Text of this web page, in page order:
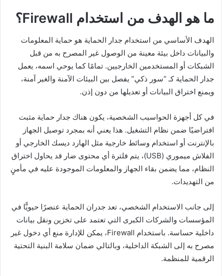
ما هو الهدف من استخدام Firewall؟
الهدف الأساسي من استخدام جدار الحماية هو حماية المعلومات
والبيانات داخل بيئة معينة من الوصول غير المصرح به من قبل
الشبكات أو المستخدمين الخارجيين. تمامًا كما يوحي اسمه، يعمل
جدار الحماية كـ “سور ذكي” يفصل بين البيئات الآمنة والغير آمنة،
ويمنع اختراق البيانات أو تعديلها من دون إذن.
في كل أجهزة الحواسيب الشخصية، يكون هناك جدار حماية مثبت
افتراضيًا ضمن نظام التشغيل. هذا يعني أنه بمجرد توصيل الجهاز
بالإنترنت أو استخدام وسائط خارجية مثل الهارد ديسك الخارجي أو
الفلاش ميموري (USB)، يتم فلترة أي محتوى ضار قد يحاول اختراق
النظام، مما يضمن بقاء الجهاز والمعلومات الموجودة عليه في مأمنٍ
من التهديدات.
إلى جانب الاستخدام الشخصي، تعد جدران الحماية عنصرًا حيويًّا في
المؤسسات والشركات الكبرى التي تعتمد على تخزين ونقل بيانات
داخلية حساسة. باستخدام Firewall، يمكن للإدارة منع أي دخول غير
مصرح به إلى الشبكة الداخلية، وبالتالي ضمان سلامة البنية التحتية
الرقمية للمنظمة.